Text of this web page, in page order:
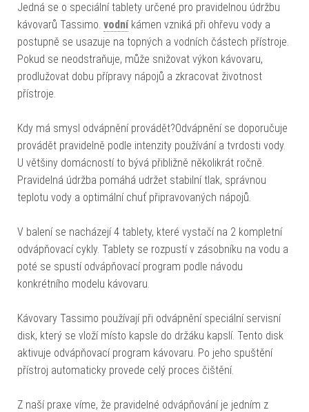
Jedná se o speciální tablety určené pro pravidelnou údržbu
kávovarů Tassimo. vodníkámen vzniká při ohřevu vody a
postupně se usazuje na topných a vodních částech přístroje.
Pokud se neodstraňuje, může snižovat výkon kávovaru,
prodlužovat dobu přípravy nápojů a zkracovat životnost
přístroje.
Kdy má smysl odvápnění provádět?Odvápnění se doporučuje
provádět pravidelně podle intenzity používání a tvrdosti vody.
U většiny domácností to bývá přibližně několikrát ročně.
Pravidelná údržba pomáhá udržet stabilní tlak, správnou
teplotu vody a optimální chuť připravovaných nápojů.
V balení se nacházejí 4 tablety, které vystačí na 2 kompletní
odvápňovací cykly. Tablety se rozpustí v zásobníku na vodu a
poté se spustí odvápňovací program podle návodu
konkrétního modelu kávovaru.
Kávovary Tassimo používají při odvápnění speciální servisní
disk, který se vloží místo kapsle do držáku kapslí. Tento disk
aktivuje odvápňovací program kávovaru. Po jeho spuštění
přístroj automaticky provede celý proces čištění.
Z naší praxe víme, že pravidelné odvápňování je jedním z